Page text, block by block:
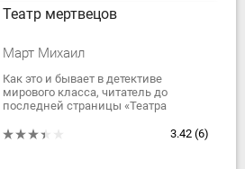
Театр мертвецов
Март Михаил
Как это и бывает в детективе
мирового класса, читатель до
последней страницы «Театра
был «режиссером-постановщиком»
3.42 (6)